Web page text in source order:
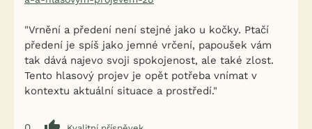
"Vrnění a předení není stejné jako u kočky. Ptačí
předení je spíš jako jemné vrčení, papoušek vám
tak dává najevo svoji spokojenost, ale také zlost.
Tento hlasový projev je opět potřeba vnímat v
kontextu aktuální situace a prostředí."